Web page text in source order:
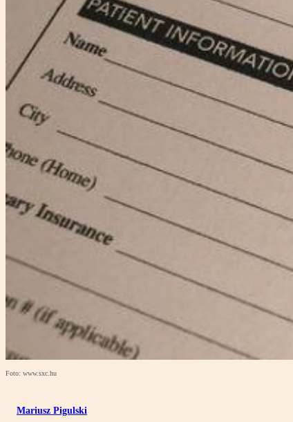
Foto: www.sxc.hu
Mariusz Pigulski